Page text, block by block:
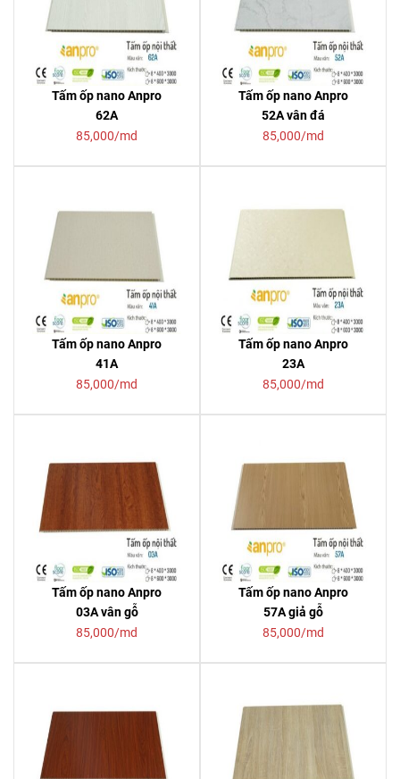
Tấm ốp nano Anpro
62A
85,000/md
Tấm ốp nano Anpro
52A vân đá
85,000/md
Tấm ốp nano Anpro
41A
85,000/md
Tấm ốp nano Anpro
23A
85,000/md
Tấm ốp nano Anpro
03A vân gỗ
85,000/md
Tấm ốp nano Anpro
57A giả gỗ
85,000/md